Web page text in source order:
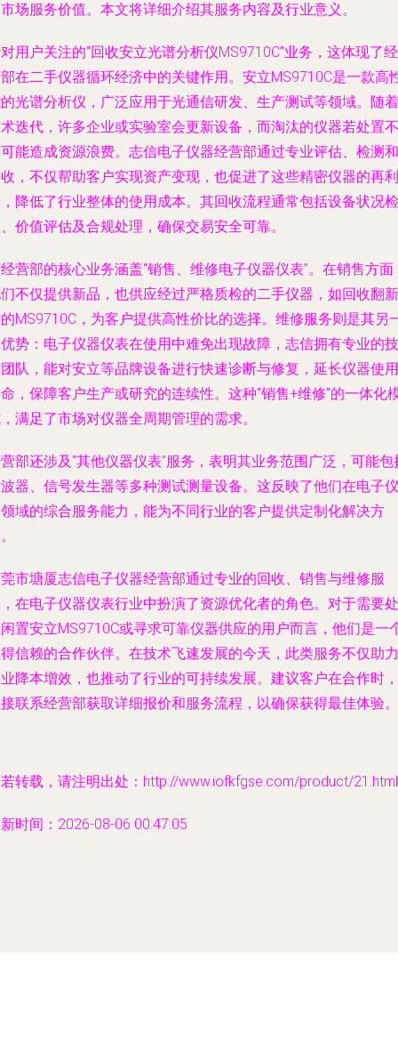
场服务价值。本文将详细介绍其服务内容及行业意义。
用户关注的“回收安立光谱分析仪MS9710C”业务，这体现了经
在二手仪器循环经济中的关键作用。安立MS9710C是一款高
光谱分析仪，广泛应用于光通信研发、生产测试等领域。随着
迭代，许多企业或实验室会更新设备，而淘汰的仪器若处置不
能造成资源浪费。志信电子仪器经营部通过专业评估、检测和
，不仅帮助客户实现资产变现，也促进了这些精密仪器的再利
降低了行业整体的使用成本。其回收流程通常包括设备状况检
价值评估及合规处理，确保交易安全可靠。
营部的核心业务涵盖“销售、维修电子仪器仪表”。在销售方面
不仅提供新品，也供应经过严格质检的二手仪器，如回收翻新
MS9710C，为客户提供高性价比的选择。维修服务则是其另
势：电子仪器仪表在使用中难免出现故障，志信拥有专业的技
队，能对安立等品牌设备进行快速诊断与修复，延长仪器使用
，保障客户生产或研究的连续性。这种“销售+维修”的一体化
满足了市场对仪器全周期管理的需求。
部还涉及“其他仪器仪表”服务，表明其业务范围广泛，可能包
器、信号发生器等多种测试测量设备。这反映了他们在电子仪
域的综合服务能力，能为不同行业的客户提供定制化解决方
市塘厦志信电子仪器经营部通过专业的回收、销售与维修服
在电子仪器仪表行业中扮演了资源优化者的角色。对于需要处
置安立MS9710C或寻求可靠仪器供应的用户而言，他们是一
信赖的合作伙伴。在技术飞速发展的今天，此类服务不仅助力
降本增效，也推动了行业的可持续发展。建议客户在合作时，
联系经营部获取详细报价和服务流程，以确保获得最佳体验。
转载，请注明出处：http://www.iofkfgse.com/product/21.html
时间：2026-08-06 00:47:05